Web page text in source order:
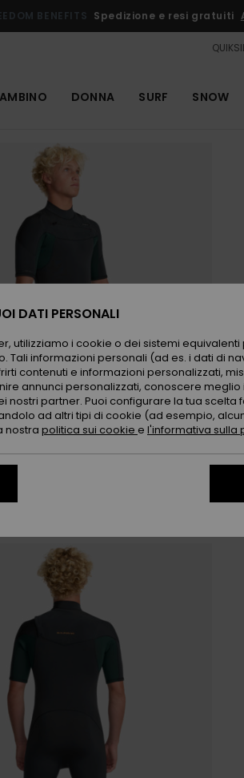
BENEFITS Spedizione e resi gratuiti
DONNA SURF SNOW
DATI PERSONALI
utilizziamo i cookie o dei sistemi
Tali informazioni personali (ad es. i dati di
contenuti e informazioni personalizzati,
annunci personalizzati, conoscere
nostri partner. Puoi configurare la tua scelta
ad altri tipi di cookie (ad esempio,
nostra politica sui cookie e l'informativa sulla